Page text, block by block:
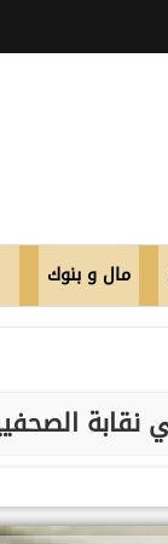
مال و بنوك
نقابة